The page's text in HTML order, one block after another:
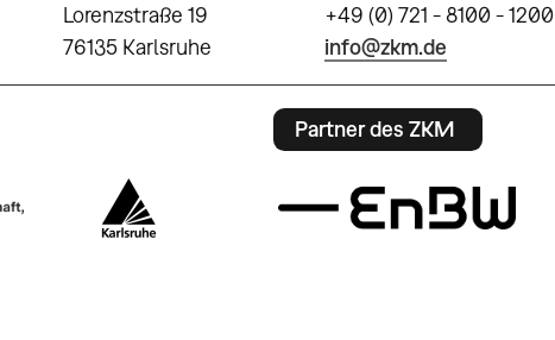
Lorenzstraße 19
76135 Karlsruhe
+49 (0) 721 - 8100 - 1200
info@zkm.de
Partner des ZKM